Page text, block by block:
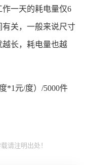
一天的耗电量仅6
关，一般来说尺寸
长，耗电量也越
*1元/度）/5000件
请注明出处！